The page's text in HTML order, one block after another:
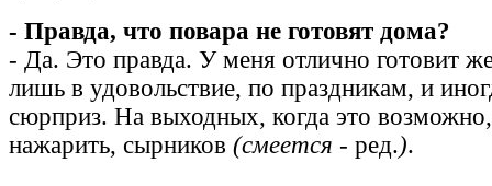
- Правда, что повара не готовят дома?
- Да. Это правда. У меня отлично готовит
лишь в удовольствие, по праздникам, и
сюрприз. На выходных, когда это
нажарить, сырников (смеется - ред.).